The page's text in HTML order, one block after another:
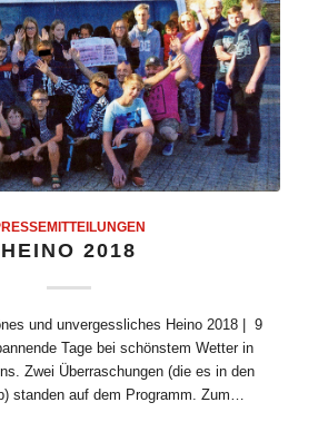
HEINO 2018
und unvergessliches Heino 2018 | 9
Tage bei schönstem Wetter in
Zwei Überraschungen (die es in den
standen auf dem Programm. Zum…